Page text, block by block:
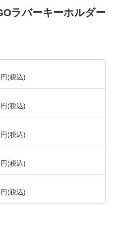
ラバーキーホルダー
(税込)
(税込)
(税込)
(税込)
(税込)